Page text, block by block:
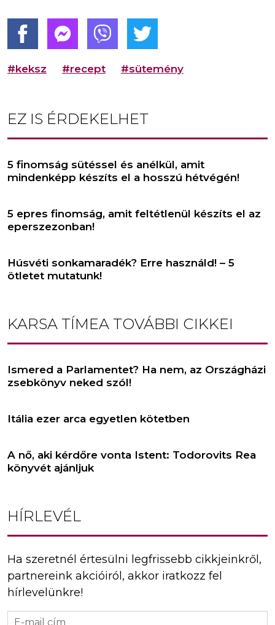
#keksz #recept #sütemény
EZ IS ÉRDEKELHET
5 finomság sütéssel és anélkül, amit
mindenképp készíts el a hosszú hétvégén!
5 epres finomság, amit feltétlenül készíts el az
eperszezonban!
Húsvéti sonkamaradék? Erre használd! – 5
ötletet mutatunk!
KARSA TÍMEA TOVÁBBI CIKKEI
Ismered a Parlamentet? Ha nem, az Országházi
zsebkönyv neked szól!
Itália ezer arca egyetlen kötetben
A nő, aki kérdőre vonta Istent: Todorovits Rea
könyvét ajánljuk
HÍRLEVÉL
Ha szeretnél értesülni legfrissebb cikkjeinkről,
partnereink akcióiról, akkor iratkozz fel
hírlevelünkre!